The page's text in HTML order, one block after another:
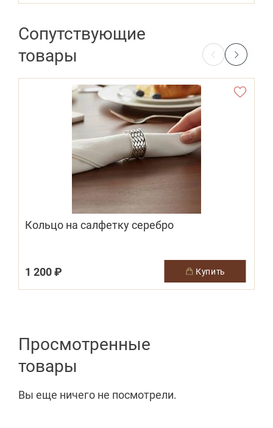
Сопутствующие
товары
Кольцо на салфетку серебро
1 200 ₽ купить
Просмотренные
товары
Вы еще ничего не посмотрели.